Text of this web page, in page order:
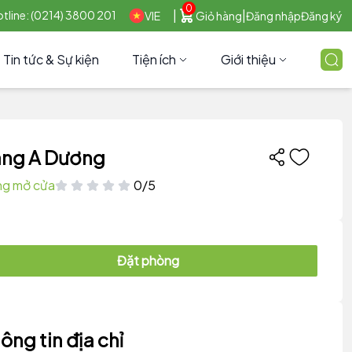
(0214) 3800 201 VIE
0
Giỏ hàng Đăng nhậpĐăng ký
Tin tức & Sự kiện Tiện ích Giới thiệu
A Dương
mở cửa 0/5
Đặt phòng
tin địa chỉ